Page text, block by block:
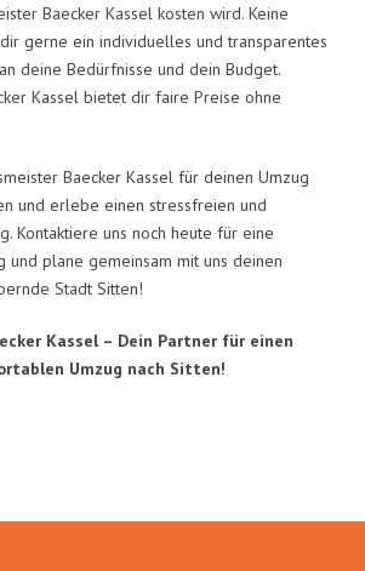
Baecker Kassel kosten wird. Keine
gerne ein individuelles und transparentes
deine Bedürfnisse und dein Budget.
Kassel bietet dir faire Preise ohne
Baecker Kassel für deinen Umzug
und erlebe einen stressfreien und
Kontaktiere uns noch heute für eine
und plane gemeinsam mit uns deinen
Stadt Sitten!
Kassel – Dein Partner für einen
Umzug nach Sitten!